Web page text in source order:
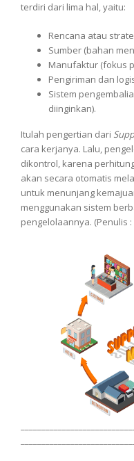
terdiri dari lima hal, yaitu:
Rencana atau
Sumber (bahan
Manufaktur (fokus
Pengiriman dan
Sistem
diinginkan).
Itulah pengertian dari
cara kerjanya. Lalu,
dikontrol, karena
akan secara otomatis
untuk menunjang
menggunakan sistem
pengelolaannya. (Penulis :